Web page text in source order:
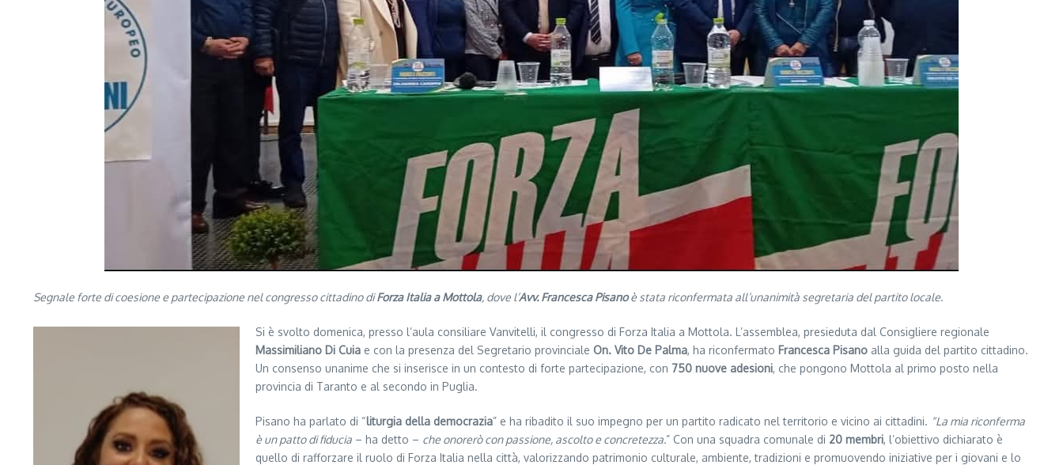
Segnale forte di coesione e partecipazione nel congresso cittadino diForza Italia a Mottola, dove l’Avv. Francesca Pisanoè stata riconfermata all’unanimità segretaria del partito locale.
Si è svolto domenica, presso l’aula consiliare Vanvitelli, il congresso di Forza Italia a Mottola. L’assemblea, presieduta dal Consigliere regionale
Massimiliano Di Cuia e con la presenza del Segretario provinciale On. Vito De Palma, ha riconfermato Francesca Pisano alla guida del partito cittadino.
Un consenso unanime che si inserisce in un contesto di forte partecipazione, con 750 nuove adesioni, che pongono Mottola al primo posto nella
provincia di Taranto e al secondo in Puglia.
Pisano ha parlato di “liturgia della democrazia” e ha ribadito il suo impegno per un partito radicato nel territorio e vicino ai cittadini. “La mia riconferma
è un patto di fiducia – ha detto – che onorerò con passione, ascolto e concretezza.” Con una squadra comunale di 20 membri, l’obiettivo dichiarato è
quello di rafforzare il ruolo di Forza Italia nella città, valorizzando patrimonio culturale, ambiente, tradizioni e promuovendo iniziative per i giovani e lo